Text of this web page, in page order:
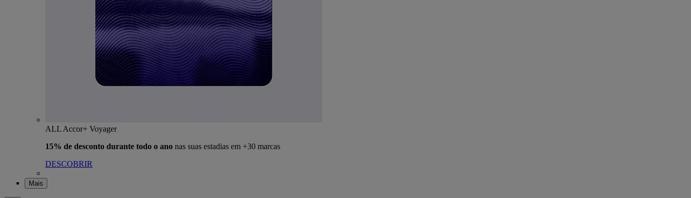
ALL Accor+ Voyager
15% de desconto durante todo o ano nas suas estadias em +30 marcas
DESCOBRIR
Mais